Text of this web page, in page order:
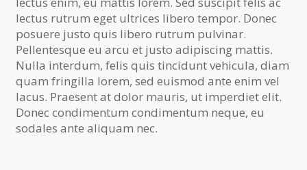
lectus rutrum eget ultrices libero tempor. Donec
posuere justo quis libero rutrum pulvinar.
Pellentesque eu arcu et justo adipiscing mattis.
Nulla interdum, felis quis tincidunt vehicula, diam
quam fringilla lorem, sed euismod ante enim vel
lacus. Praesent at dolor mauris, ut imperdiet elit.
Donec condimentum condimentum neque, eu
sodales ante aliquam nec.